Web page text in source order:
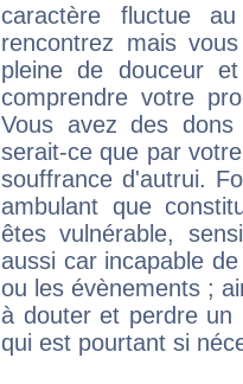
caractère fluctue
rencontrez mais
pleine de douceur
comprendre votre
Vous avez des
serait-ce que par
souffrance d'autrui.
ambulant que
êtes vulnérable,
aussi car incapable
ou les évènements ;
à douter et perdre un
qui est pourtant si